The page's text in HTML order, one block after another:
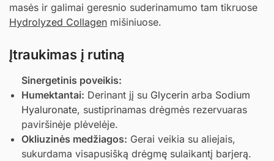
masės ir galimai geresnio suderinamumo tam tikruose
Hydrolyzed Collagen mišiniuose.
Įtraukimas į rutiną
Sinergetinis poveikis:
Humektantai: Derinant jį su Glycerin arba Sodium
Hyaluronate, sustiprinamas drėgmės rezervuaras
paviršinėje plėvelėje.
Okliuzinės medžiagos: Gerai veikia su aliejais,
sukurdama visapusišką drėgmę sulaikantį barjerą.